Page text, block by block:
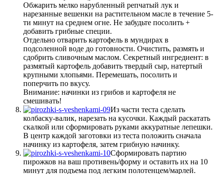
Обжарить мелко нарубленный репчатый лук и
нарезанные вешенки на растительном масле в течение 5-
ти минут на среднем огне. Не забудьте посолить +
добавить грибные специи.
Отдельно отварить картофель в мундирах в
подсоленной воде до готовности. Очистить, размять и
сдобрить сливочным маслом. Секретный ингредиент: в
размятый картофель добавить твердый сыр, натертый
крупными хлопьями. Перемешать, посолить и
поперчить по вкусу.
Внимание: начинки из грибов и картофеля не
смешивать!
Из части теста сделать
колбаску-валик, нарезать на кусочки. Каждый раскатать
скалкой или сформировать руками аккуратные лепешки.
В центр каждой заготовки из теста положить сначала
начинку из картофеля, затем грибную начинку.
Сформировать партию
пирожков на ваш противень/форму и оставить их на 10
минут для подъема под легким полотенцем/марлей.